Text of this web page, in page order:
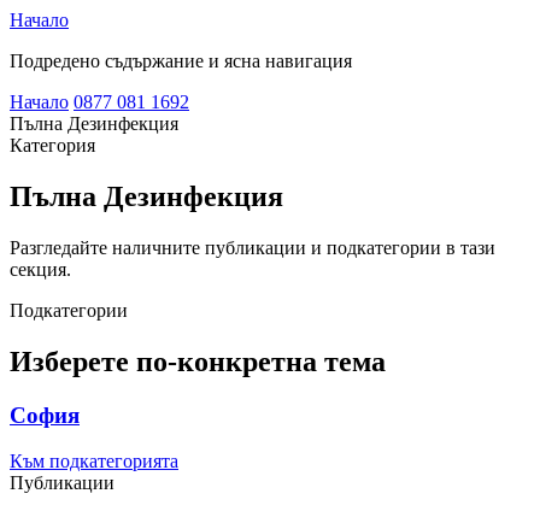
Начало
Подредено съдържание и ясна навигация
Начало 0877 081 1692
Пълна Дезинфекция
Категория
Пълна Дезинфекция
Разгледайте наличните публикации и подкатегории в тази
секция.
Подкатегории
Изберете по-конкретна тема
София
Към подкатегорията
Публикации